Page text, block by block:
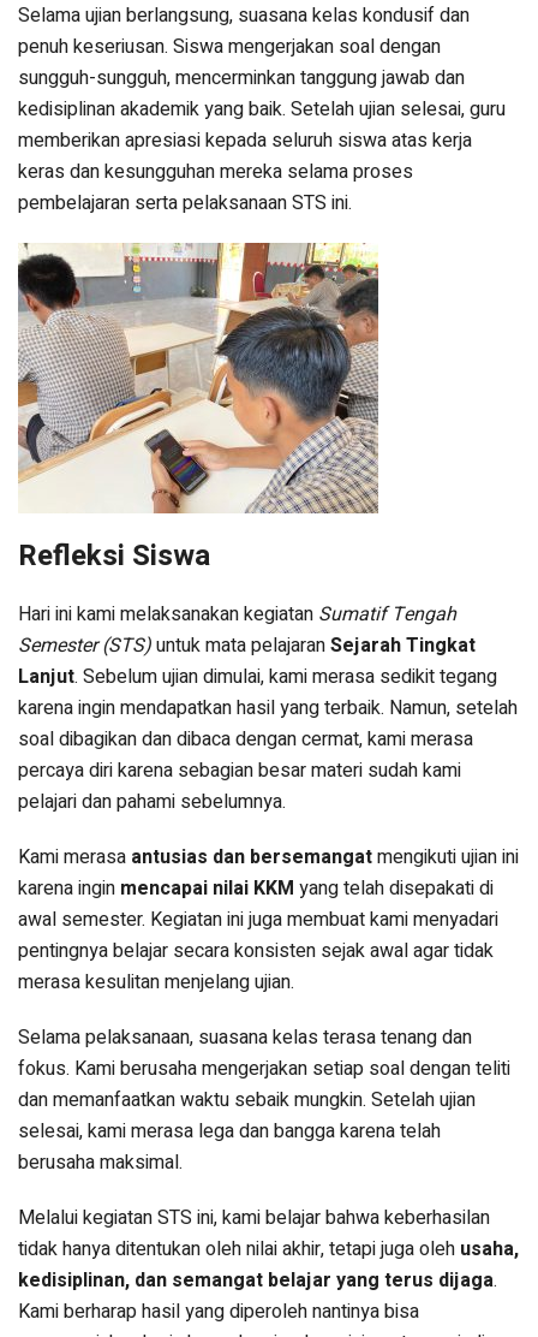
Selama ujian berlangsung, suasana kelas kondusif dan
penuh keseriusan. Siswa mengerjakan soal dengan
sungguh-sungguh, mencerminkan tanggung jawab dan
kedisiplinan akademik yang baik. Setelah ujian selesai, guru
memberikan apresiasi kepada seluruh siswa atas kerja
keras dan kesungguhan mereka selama proses
pembelajaran serta pelaksanaan STS ini.
Refleksi Siswa
Hari ini kami melaksanakan kegiatan Sumatif Tengah
Semester (STS)untuk mata pelajaranSejarah Tingkat
Lanjut. Sebelum ujian dimulai, kami merasa sedikit tegang
karena ingin mendapatkan hasil yang terbaik. Namun, setelah
soal dibagikan dan dibaca dengan cermat, kami merasa
percaya diri karena sebagian besar materi sudah kami
pelajari dan pahami sebelumnya.
Kami merasa antusias dan bersemangatmengikuti ujian ini
karena ingin mencapai nilai KKM yang telah disepakati di
awal semester. Kegiatan ini juga membuat kami menyadari
pentingnya belajar secara konsisten sejak awal agar tidak
merasa kesulitan menjelang ujian.
Selama pelaksanaan, suasana kelas terasa tenang dan
fokus. Kami berusaha mengerjakan setiap soal dengan teliti
dan memanfaatkan waktu sebaik mungkin. Setelah ujian
selesai, kami merasa lega dan bangga karena telah
berusaha maksimal.
Melalui kegiatan STS ini, kami belajar bahwa keberhasilan
tidak hanya ditentukan oleh nilai akhir, tetapi juga oleh usaha,
kedisiplinan, dan semangat belajar yang terus dijaga.
Kami berharap hasil yang diperoleh nantinya bisa